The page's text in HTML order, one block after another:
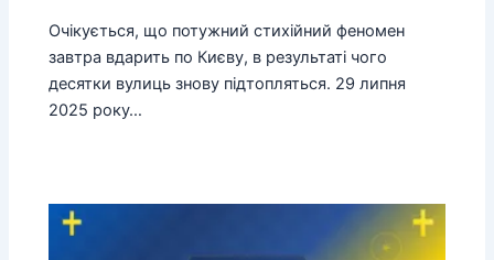
Очікується, що потужний стихійний феномен
завтра вдарить по Києву, в результаті чого
десятки вулиць знову підтопляться. 29 липня
2025 року…